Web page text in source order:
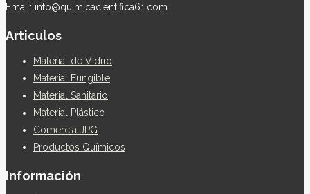
Email: info@quimicacientifica61.com
Articulos
Material de Vidrio
Material Fungible
Material Sanitario
Material Plástico
ComercialJPG
Productos Químicos
Información